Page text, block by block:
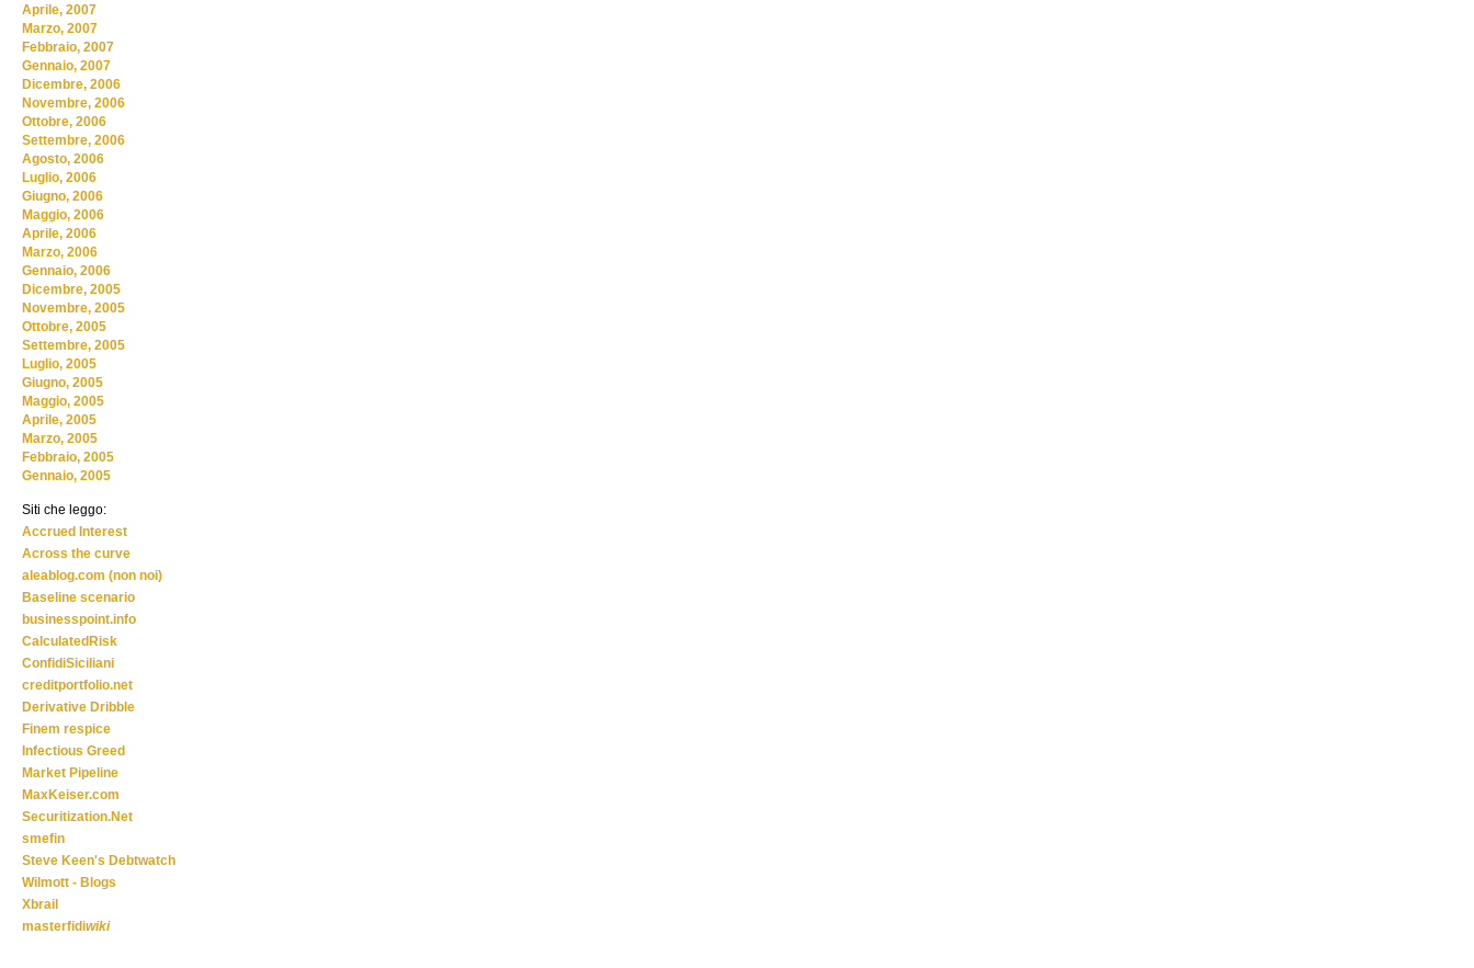
Aprile, 2007
Marzo, 2007
Febbraio, 2007
Gennaio, 2007
Dicembre, 2006
Novembre, 2006
Ottobre, 2006
Settembre, 2006
Agosto, 2006
Luglio, 2006
Giugno, 2006
Maggio, 2006
Aprile, 2006
Marzo, 2006
Gennaio, 2006
Dicembre, 2005
Novembre, 2005
Ottobre, 2005
Settembre, 2005
Luglio, 2005
Giugno, 2005
Maggio, 2005
Aprile, 2005
Marzo, 2005
Febbraio, 2005
Gennaio, 2005
Siti che leggo:
Accrued Interest
Across the curve
aleablog.com (non noi)
Baseline scenario
businesspoint.info
CalculatedRisk
ConfidiSiciliani
creditportfolio.net
Derivative Dribble
Finem respice
Infectious Greed
Market Pipeline
MaxKeiser.com
Securitization.Net
smefin
Steve Keen's Debtwatch
Wilmott - Blogs
Xbrail
masterfidiwiki